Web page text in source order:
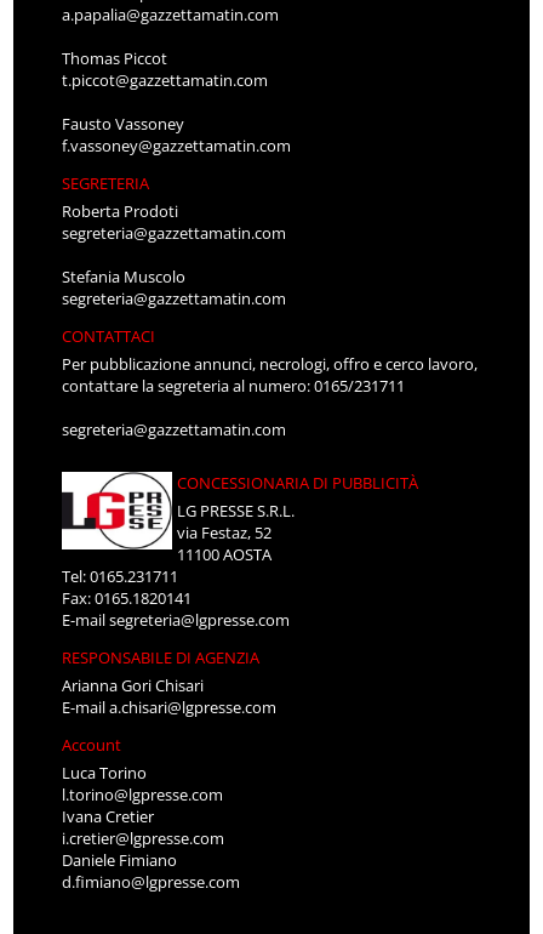
a.papalia@gazzettamatin.com
Thomas Piccot
t.piccot@gazzettamatin.com
Fausto Vassoney
f.vassoney@gazzettamatin.com
SEGRETERIA
Roberta Prodoti
segreteria@gazzettamatin.com
Stefania Muscolo
segreteria@gazzettamatin.com
CONTATTACI
Per pubblicazione annunci, necrologi, offro e cerco lavoro,
contattare la segreteria al numero: 0165/231711
segreteria@gazzettamatin.com
CONCESSIONARIA DI PUBBLICITÀ
LG PRESSE S.R.L.
via Festaz, 52
11100 AOSTA
Tel: 0165.231711
Fax: 0165.1820141
E-mailsegreteria@lgpresse.com
RESPONSABILE DI AGENZIA
Arianna Gori Chisari
E-maila.chisari@lgpresse.com
Account
Luca Torino
l.torino@lgpresse.com
Ivana Cretier
i.cretier@lgpresse.com
Daniele Fimiano
d.fimiano@lgpresse.com